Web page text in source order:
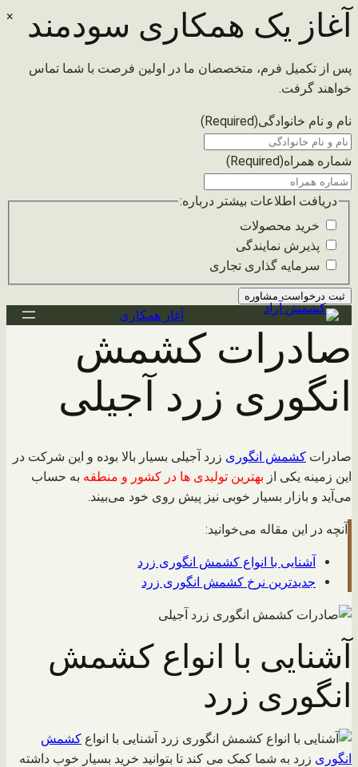
× آغاز یک همکاری سودمند
پس از تکمیل فرم، متخصصان ما در اولین فرصت با شما تماس
خواهند گرفت.
نام و نام خانوادگی(Required)
شماره همراه(Required)
دریافت اطلاعات بیشتر درباره:
خرید محصولات
پذیرش نمایندگی
سرمایه گذاری تجاری
رفتن
محتوا
آغاز همکاری
صادرات کشمش
انگوری زرد آجیلی
صادرات کشمش انگوری زرد آجیلی بسیار بالا بوده و این شرکت در
این زمینه یکی از بهترین تولیدی ها در کشور و منطقه به حساب
می‌آید و بازار بسیار خوبی نیز پیش‌ روی خود می‌بیند.
آنچه در این مقاله می‌خوانید:
آشنایی با انواع کشمش انگوری زرد
جدیدترین نرخ کشمش انگوری زرد
آشنایی با انواع کشمش
انگوری زرد
آشنایی با انواع کشمش
انگوری زرد به شما کمک می کند تا بتوانید خرید بسیار خوب داشته